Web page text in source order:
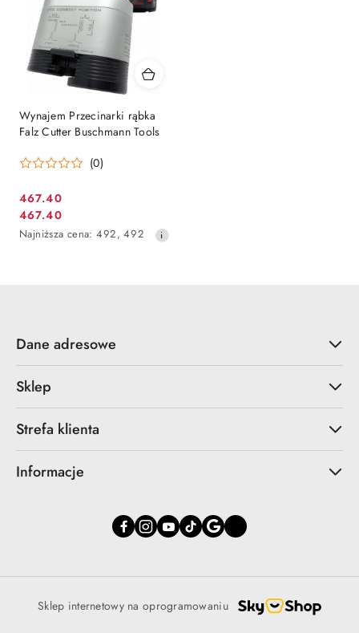
Wynajem Przecinarki rąbka
Falz Cutter Buschmann Tools
(0)
Cena
promocyjna:
467.40
Cena
promocyjna:
467.40
Najniższa
Najniższa cena: 492, 492
Dane adresowe
Sklep
Strefa klienta
Informacje
Sklep internetowy na oprogramowaniu